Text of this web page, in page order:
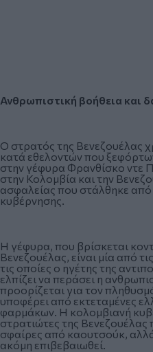
Ανθρωπιστική βοήθεια και
Ο στρατός της Βενεζουέλας
κατά εθελοντών που
στην γέφυρα Φρανθίσκο ντε
στην Κολομβία και την
ασφαλείας που στάλθηκε
κυβέρνησης.
Η γέφυρα, που βρίσκεται
Βενεζουέλας, είναι μία από
τις οποίες ο ηγέτης της
ελπίζει να περάσει η
προορίζεται για τον
υποφέρει από εκτεταμένες
φαρμάκων. Η κολομβιανή
στρατιώτες της
σφαίρες από καουτσούκ,
ακόμη επιβεβαιωθεί.